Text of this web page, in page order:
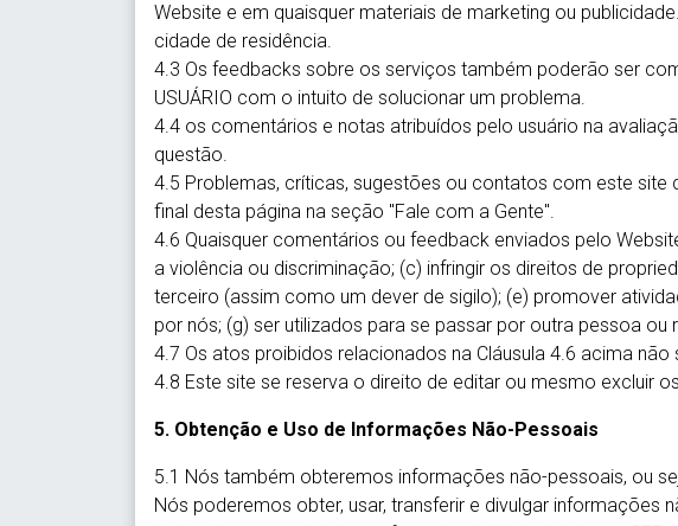
Website e em quaisquer materiais de marketing ou
cidade de residência.
4.3 Os feedbacks sobre os serviços também poderão ser
USUÁRIO com o intuito de solucionar um problema.
4.4 os comentários e notas atribuídos pelo usuário na
questão.
4.5 Problemas, críticas, sugestões ou contatos com este
final desta página na seção "Fale com a Gente".
4.6 Quaisquer comentários ou feedback enviados pelo
a violência ou discriminação; (c) infringir os direitos de
terceiro (assim como um dever de sigilo); (e) promover
por nós; (g) ser utilizados para se passar por outra pessoa
4.7 Os atos proibidos relacionados na Cláusula 4.6 acima não
4.8 Este site se reserva o direito de editar ou mesmo excluir
5. Obtenção e Uso de Informações Não-Pessoais
5.1 Nós também obteremos informações não-pessoais, ou
Nós poderemos obter, usar, transferir e divulgar informações